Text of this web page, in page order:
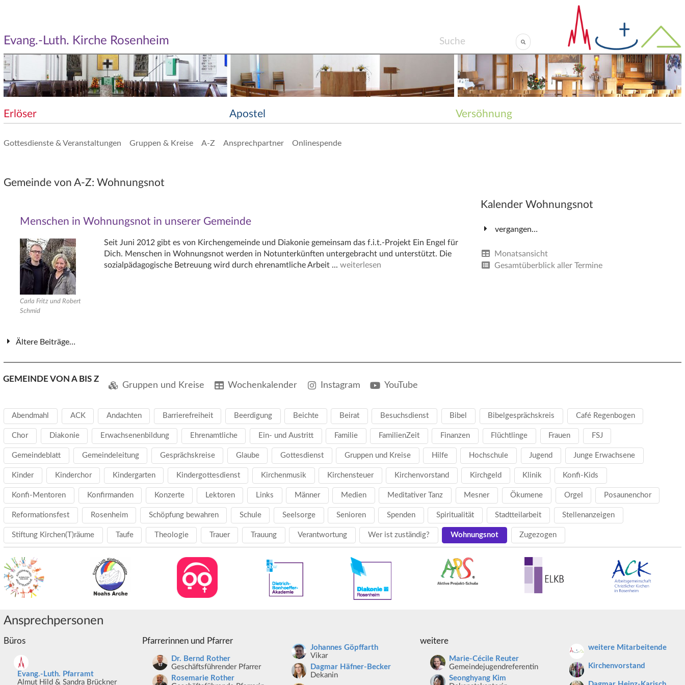
Evang.-Luth. Kirche Rosenheim
Erlöser Apostel Versöhnung
Gottesdienste & Veranstaltungen Gruppen & Kreise A-Z Ansprechpartner Onlinespende
Gemeinde von A-Z: Wohnungsnot
Menschen in Wohnungsnot in unserer Gemeinde
Carla Fritz und Robert
Schmid
Seit Juni 2012 gibt es von Kirchengemeinde und Diakonie gemeinsam das f.i.t.-Projekt Ein Engel für
Dich. Menschen in Wohnungsnot werden in Notunterkünften untergebracht und unterstützt. Die
sozialpädagogische Betreuung wird durch ehrenamtliche Arbeit ... weiterlesen
Ältere Beiträge…
Kalender Wohnungsnot
vergangen…
Monatsansicht
Gesamtüberblick aller Termine
GEMEINDE VON A BIS Z
Gruppen und Kreise Wochenkalender Instagram YouTube
Abendmahl ACK Andachten Barrierefreiheit Beerdigung Beichte Beirat Besuchsdienst Bibel Bibelgesprächskreis Café Regenbogen
Chor Diakonie Erwachsenenbildung Ehrenamtliche Ein- und Austritt Familie FamilienZeit Finanzen Flüchtlinge Frauen FSJ
Gemeindeblatt Gemeindeleitung Gesprächskreise Glaube Gottesdienst Gruppen und Kreise Hilfe Hochschule Jugend Junge Erwachsene
Kinder Kinderchor Kindergarten Kindergottesdienst Kirchenmusik Kirchensteuer Kirchenvorstand Kirchgeld Klinik Konfi-Kids
Konfi-Mentoren Konfirmanden Konzerte Lektoren Links Männer Medien Meditativer Tanz Mesner Ökumene Orgel Posaunenchor
Reformationsfest Rosenheim Schöpfung bewahren Schule Seelsorge Senioren Spenden Spiritualität Stadtteilarbeit Stellenanzeigen
Stiftung Kirchen(T)räume Taufe Theologie Trauer Trauung Verantwortung Wer ist zuständig? Wohnungsnot Zugezogen
Ansprechpersonen
Büros
Evang.-Luth. Pfarramt
Almut Hild & Sandra Brückner
Pfarrerinnen und Pfarrer
Dr. Bernd Rother
Geschäftsführender Pfarrer
Rosemarie Rother
Johannes Göpffarth
Vikar
Dagmar Häfner-Becker
Dekanin
weitere
Marie-Cécile Reuter
Gemeindejugendreferentin
Seonghyang Kim
weitere Mitarbeitende
Kirchenvorstand